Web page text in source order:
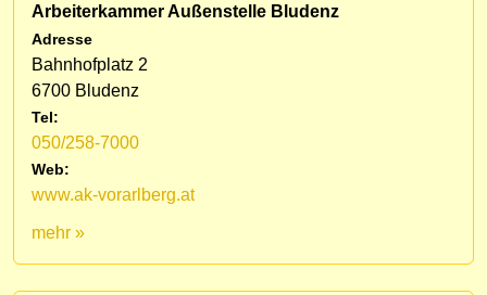
Arbeiterkammer Außenstelle Bludenz
Adresse
Bahnhofplatz 2
6700 Bludenz
Tel:
050/258-7000
Web:
www.ak-vorarlberg.at
mehr »